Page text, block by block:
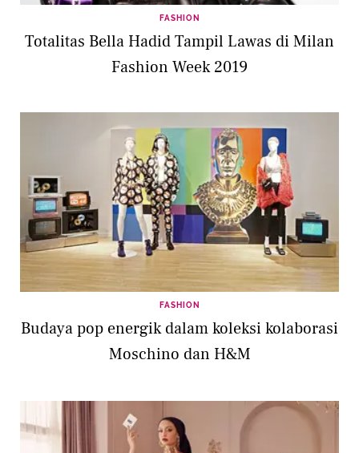
FASHION
Totalitas Bella Hadid Tampil Lawas di Milan
Fashion Week 2019
FASHION
Budaya pop energik dalam koleksi kolaborasi
Moschino dan H&M